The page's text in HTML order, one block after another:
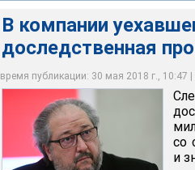
В компании
доследственная
время публикации: 30 мая 2018 г., 10:47
Следственный комитет
отношении O1 Group
©РИА Новости / Кирилл
со
и